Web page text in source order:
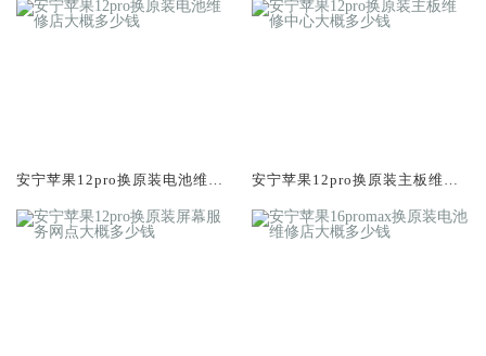
安宁苹果12pro换原装电池维修
安宁苹果12pro换原装主板维修